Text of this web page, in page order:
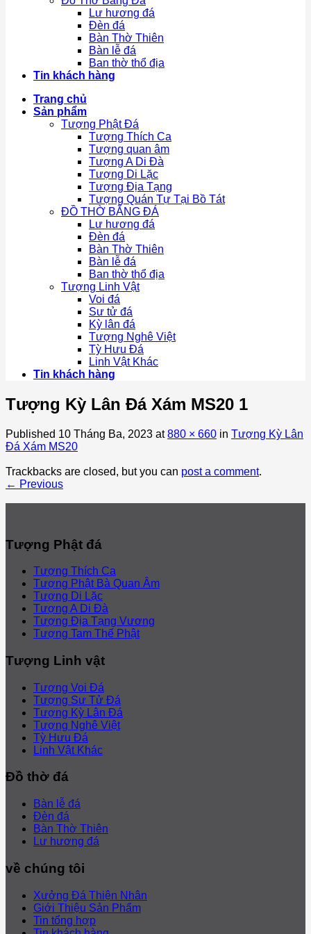
Lư hương đá
Đèn đá
Bàn Thờ Thiên
Bàn lễ đá
Ban thờ thổ địa
Tin khách hàng
Trang chủ
Sản phẩm
Tượng Phật Đá
Tượng Thích Ca
Tượng quan âm
Tượng A Di Đà
Tượng Di Lặc
Tượng Địa Tạng
Tượng Quán Tự Tại Bồ Tát
ĐỒ THỜ BẰNG ĐÁ
Lư hương đá
Đèn đá
Bàn Thờ Thiên
Bàn lễ đá
Ban thờ thổ địa
Tượng Linh Vật
Voi đá
Sư tử đá
Kỳ lân đá
Tượng Nghê Việt
Tỳ Hưu Đá
Linh Vật Khác
Tin khách hàng
Tượng Kỳ Lân Đá Xám MS20 1
Published 10 Tháng Ba, 2023 at880 × 660 in Tượng Kỳ Lân
Đá Xám MS20
Trackbacks are closed, but you can post a comment.
← Previous
Tượng Phật đá
Tượng Thích Ca
Tượng Phật Bà Quan Âm
Tượng Di Lặc
Tượng A Di Đà
Tượng Địa Tạng Vương
Tượng Tam Thế Phật
Tượng Linh vật
Tượng Voi Đá
Tượng Sư Tử Đá
Tượng Kỳ Lân Đá
Tượng Nghê Việt
Tỳ Hưu Đá
Linh Vật Khác
Đồ thờ đá
Bàn lễ đá
Đèn đá
Bàn Thờ Thiên
Lư hương đá
về chúng tôi
Xưởng Đá Thiện Nhân
Giới Thiệu Sản Phẩm
Tin tổng hợp